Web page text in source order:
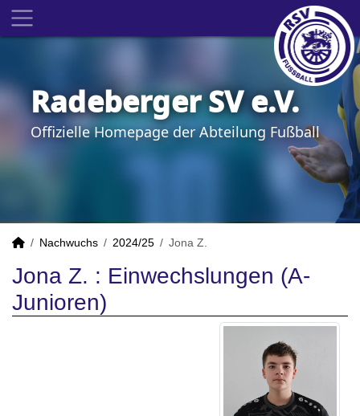
Radeberger SV e.V.
Offizielle Homepage der Abteilung Fußball
Nachwuchs 2024/25 Jona Z.
Jona Z. : Einwechslungen (A-
Junioren)